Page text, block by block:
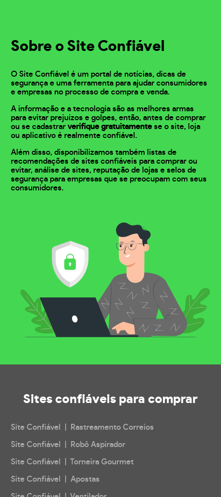
Sobre o Site Confiável
O Site Confiável é um portal de notícias, dicas de
segurança e uma ferramenta para ajudar consumidores
e empresas no processo de compra e venda.
A informação e a tecnologia são as melhores armas
para evitar prejuízos e golpes, então, antes de comprar
ou se cadastrarverifique gratuitamente se o site, loja
ou aplicativo é realmente confiável.
Além disso, disponibilizamos também listas de
recomendações de sites confiáveis para comprar ou
evitar, análise de sites, reputação de lojas e selos de
segurança para empresas que se preocupam com seus
consumidores.
Sites confiáveis para comprar
Site Confiável | Rastreamento Correios
Site Confiável | Robô Aspirador
Site Confiável | Torneira Gourmet
Site Confiável | Apostas